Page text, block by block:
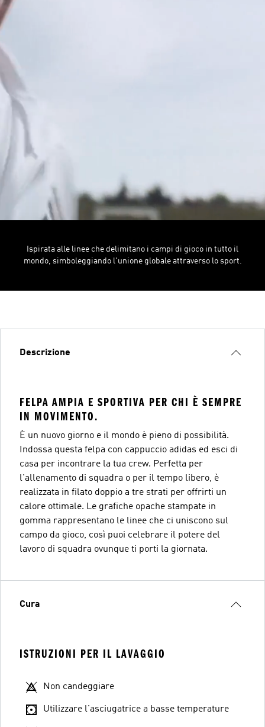
Ispirata alle linee che delimitano i campi di gioco in tutto il
mondo, simboleggiando l'unione globale attraverso lo sport.
Descrizione
FELPA AMPIA E SPORTIVA PER CHI È SEMPRE
IN MOVIMENTO.
È un nuovo giorno e il mondo è pieno di possibilità.
Indossa questa felpa con cappuccio adidas ed esci di
casa per incontrare la tua crew. Perfetta per
l'allenamento di squadra o per il tempo libero, è
realizzata in filato doppio a tre strati per offrirti un
calore ottimale. Le grafiche opache stampate in
gomma rappresentano le linee che ci uniscono sul
campo da gioco, così puoi celebrare il potere del
lavoro di squadra ovunque ti porti la giornata.
Cura
ISTRUZIONI PER IL LAVAGGIO
Non candeggiare
Utilizzare l'asciugatrice a basse temperature